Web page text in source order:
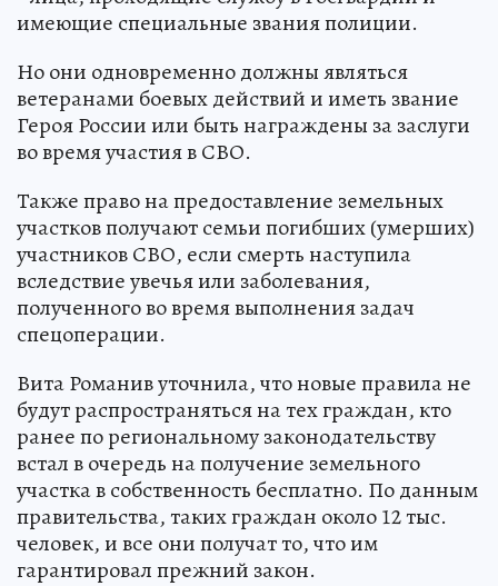
имеющие специальные звания полиции.
Но они одновременно должны являться
ветеранами боевых действий и иметь звание
Героя России или быть награждены за заслуги
во время участия в СВО.
Также право на предоставление земельных
участков получают семьи погибших (умерших)
участников СВО, если смерть наступила
вследствие увечья или заболевания,
полученного во время выполнения задач
спецоперации.
Вита Романив уточнила, что новые правила не
будут распространяться на тех граждан, кто
ранее по региональному законодательству
встал в очередь на получение земельного
участка в собственность бесплатно. По данным
правительства, таких граждан около 12 тыс.
человек, и все они получат то, что им
гарантировал прежний закон.